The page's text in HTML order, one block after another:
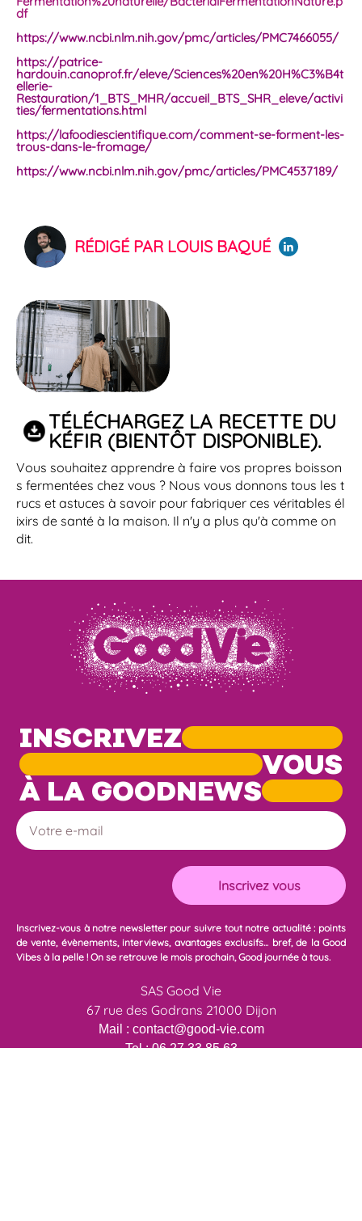
df
https://www.ncbi.nlm.nih.gov/pmc/articles/PMC7466055/
https://patrice-
hardouin.canoprof.fr/eleve/Sciences%20en%20H%C3%B4t
ellerie-
Restauration/1_BTS_MHR/accueil_BTS_SHR_eleve/activi
ties/fermentations.html
https://lafoodiescientifique.com/comment-se-forment-les-
trous-dans-le-fromage/
https://www.ncbi.nlm.nih.gov/pmc/articles/PMC4537189/
RÉDIGÉ PAR LOUIS BAQUÉ
TÉLÉCHARGEZ LA RECETTE DU
KÉFIR (BIENTÔT DISPONIBLE).
Vous souhaitez apprendre à faire vos propres boisson
s fermentées chez vous ? Nous vous donnons tous les t
rucs et astuces à savoir pour fabriquer ces véritables él
ixirs de santé à la maison. Il n'y a plus qu'à comme on
dit.
INSCRIVEZ
VOUS
À LA GOODNEWS
Inscrivez-vous à notre newsletter pour suivre tout notre actualité : points
de vente, évènements, interviews, avantages exclusifs... bref, de la Good
Vibes à la pelle ! On se retrouve le mois prochain, Good journée à tous.
SAS Good Vie
67 rue des Godrans 21000 Dijon
Mail : contact@good-vie.com
Tel :06 27 33 85 63